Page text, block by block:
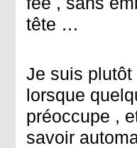
tête …
Je suis plutôt
lorsque
préoccupe ,
savoir